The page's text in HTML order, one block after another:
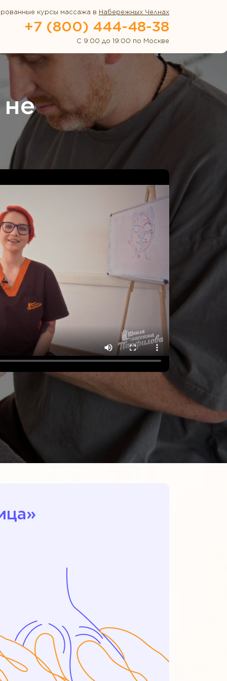
курсы массажа в Набережных Челнах
+7 (800) 444-48-38
С 9:00 до 19:00 по Москве